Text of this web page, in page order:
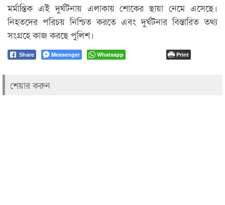
মর্মান্তিক এই দুর্ঘটনায় এলাকায় শোকের ছায়া নেমে এসেছে।
নিহতদের পরিচয় নিশ্চিত করতে এবং দুর্ঘটনার বিস্তারিত তথ্য
সংগ্রহে কাজ করছে পুলিশ।
Share Messenger Whatsapp Print
শেয়ার করুন